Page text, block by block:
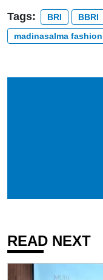
Tags: BRI BBRI
madinasalma fashion
READ NEXT